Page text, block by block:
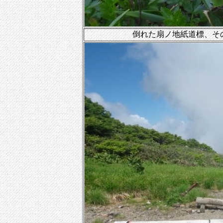
倒れた扇ノ地紙道標、